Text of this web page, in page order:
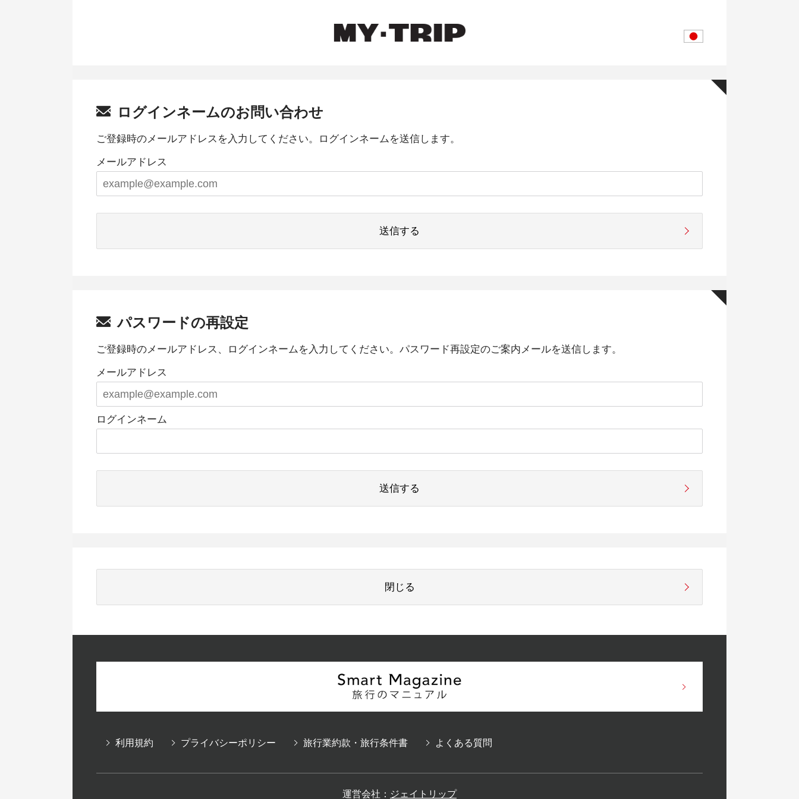
ログインネームのお問い合わせ
ご登録時のメールアドレスを入力してください。ログインネームを送信します。
メールアドレス
送信する
パスワードの再設定
ご登録時のメールアドレス、ログインネームを入力してください。パスワード再設定のご案内メールを送信します。
メールアドレス
ログインネーム
送信する
閉じる
利用規約 プライバシーポリシー 旅行業約款・旅行条件書 よくある質問
運営会社： ジェイトリップ